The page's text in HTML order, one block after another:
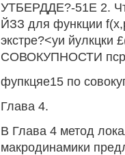
УТБЕРДДЕ?-51Е 2.
ЙЗЗ для функции
экстре?<уи йулкцки
СОВОКУПНОСТИ
фупкцяе15 по
Глава 4.
В Глава 4 метод
макродинамики